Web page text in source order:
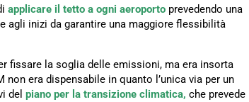
applicare il tetto a ogni aeroporto prevedendo una
agli inizi da garantire una maggiore flessibilità
fissare la soglia delle emissioni, ma era insorta
era dispensabile in quanto l’unica via per un
del piano per la transizione climatica, che prevede